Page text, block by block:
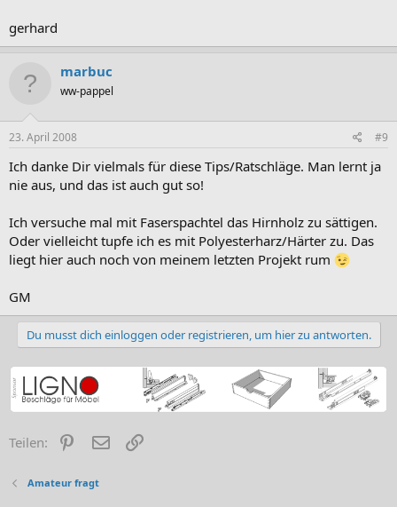
gerhard
marbuc
ww-pappel
23. April 2008 #9
Ich danke Dir vielmals für diese Tips/Ratschläge. Man lernt ja
nie aus, und das ist auch gut so!
Ich versuche mal mit Faserspachtel das Hirnholz zu sättigen.
Oder vielleicht tupfe ich es mit Polyesterharz/Härter zu. Das
liegt hier auch noch von meinem letzten Projekt rum
GM
Du musst dich einloggen oder registrieren, um hier zu antworten.
Teilen: PinterestE-Mail
Amateur fragt